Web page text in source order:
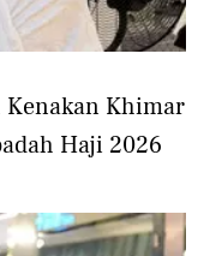
Kenakan Khimar
Haji 2026